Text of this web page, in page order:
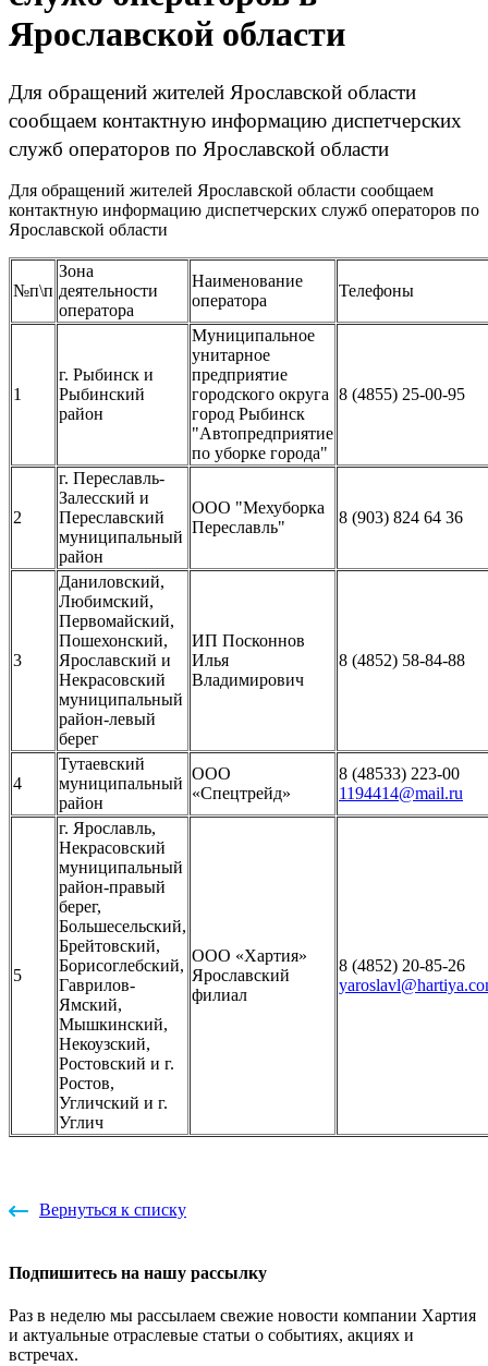
Ярославской области
Для обращений жителей Ярославской области
сообщаем контактную информацию диспетчерских
служб операторов по Ярославской области
Для обращений жителей Ярославской области сообщаем
контактную информацию диспетчерских служб операторов по
Ярославской области
№п\п
Зона
деятельности
оператора
Наименование
оператора
Телефоны
1
г. Рыбинск и
Рыбинский
район
Муниципальное
унитарное
предприятие
городского округа
город Рыбинск
"Автопредприятие
по уборке города"
8 (4855) 25-00-95
2
г. Переславль-
Залесский и
Переславский
муниципальный
район
ООО "Мехуборка
Переславль"
8 (903) 824 64 36
3
Даниловский,
Любимский,
Первомайский,
Пошехонский,
Ярославский и
Некрасовский
муниципальный
район-левый
берег
ИП Посконнов
Илья
Владимирович
8 (4852) 58-84-88
4
Тутаевский
муниципальный
район
ООО
«Спецтрейд»
8 (48533) 223-00
1194414@mail.ru
5
г. Ярославль,
Некрасовский
муниципальный
район-правый
берег,
Большесельский,
Брейтовский,
Борисоглебский,
Гаврилов-
Ямский,
Мышкинский,
Некоузский,
Ростовский и г.
Ростов,
Угличский и г.
Углич
ООО «Хартия»
Ярославский
филиал
8 (4852) 20-85-26
Вернуться к списку
Подпишитесь на нашу рассылку
Раз в неделю мы рассылаем свежие новости компании Хартия
и актуальные отраслевые статьи о событиях, акциях и
встречах.